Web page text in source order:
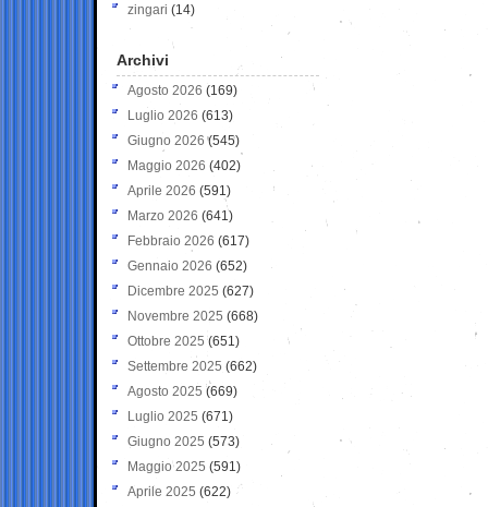
zingari (14)
Archivi
Agosto 2026 (169)
Luglio 2026 (613)
Giugno 2026 (545)
Maggio 2026 (402)
Aprile 2026 (591)
Marzo 2026 (641)
Febbraio 2026 (617)
Gennaio 2026 (652)
Dicembre 2025 (627)
Novembre 2025 (668)
Ottobre 2025 (651)
Settembre 2025 (662)
Agosto 2025 (669)
Luglio 2025 (671)
Giugno 2025 (573)
Maggio 2025 (591)
Aprile 2025 (622)